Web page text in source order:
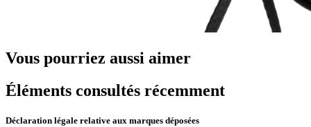
Vous pourriez aussi aimer
Éléments consultés récemment
Déclaration légale relative aux marques déposées